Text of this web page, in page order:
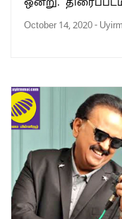
ஒன்று.
October 14, 2020-